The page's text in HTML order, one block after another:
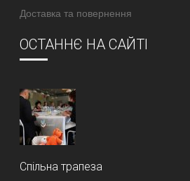
Доставка та повернення
ОСТАННЄ НА САЙТІ
Спільна трапеза